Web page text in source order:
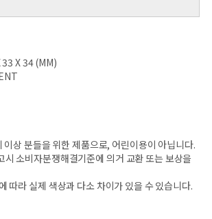
33 X 34 (MM)
상 분들을 위한 제품으로, 어린이용이 아닙니다.
소비자분쟁해결기준에 의거 교환 또는 보상을
따라 실제 색상과 다소 차이가 있을 수 있습니다.